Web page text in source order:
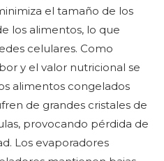
el tamaño de los
los alimentos, lo que
celulares. Como
y el valor nutricional se
alimentos congelados
de grandes cristales de
provocando pérdida de
Los evaporadores